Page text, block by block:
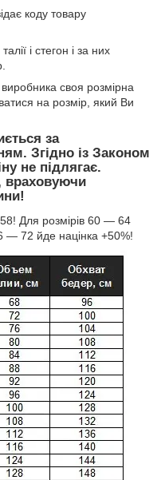
коду товару
і стегон і за них
своя розмірна
на розмір, який Ви
за
Згідно із Законом
не підлягає.
враховуючи
58! Для розмірів 60 ― 64
― 72 йде націнка +50%!